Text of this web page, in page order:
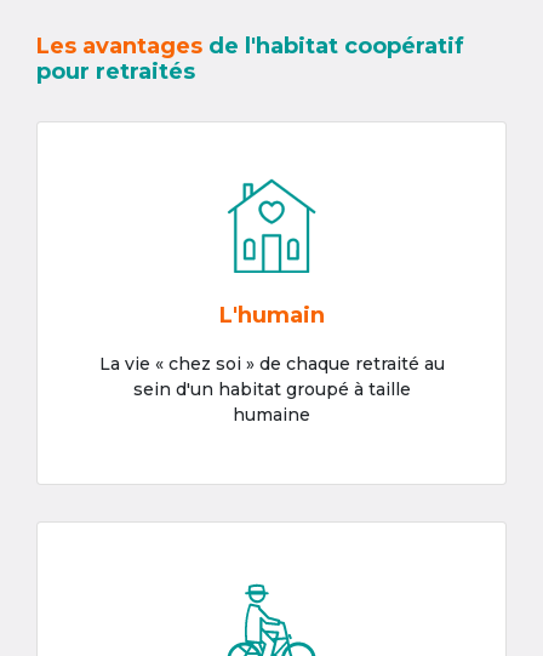
Les avantages de l'habitat coopératif
pour retraités
L'humain
La vie « chez soi » de chaque retraité au
sein d'un habitat groupé à taille
humaine